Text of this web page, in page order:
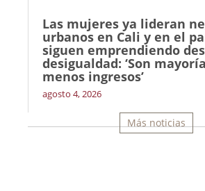
Las mujeres ya lideran
urbanos en Cali y en el
siguen emprendiendo
desigualdad: ‘Son
menos ingresos’
agosto 4, 2026
Más noticias